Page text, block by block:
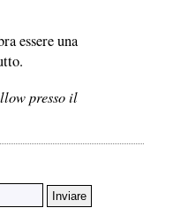
essere una
presso il